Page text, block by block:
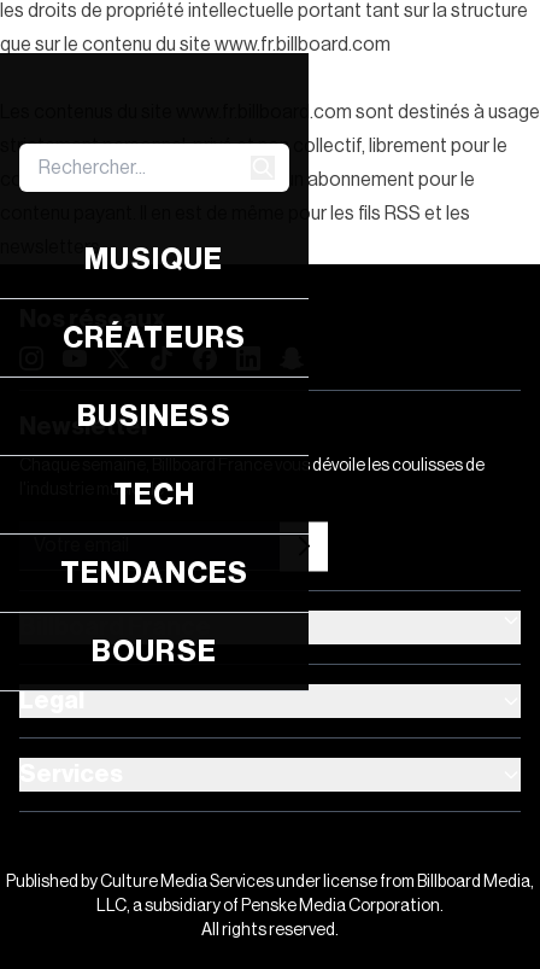
MUSIQUE
CRÉATEURS
BUSINESS
TECH
TENDANCES
BOURSE
les droits de propriété intellectuelle portant tant sur la structure
que sur le contenu du site www.fr.billboard.com
Les contenus du site www.fr.billboard.com sont destinés à usage
strictement personnel, privé et non collectif, librement pour le
contenu gratuit, en contrepartie d’un abonnement pour le
contenu payant. Il en est de même pour les fils RSS et les
newsletters.
Nos réseaux
Newsletter
Chaque semaine, Billboard France vous dévoile les coulisses de
l'industrie musicale
Published by Culture Media Services under license from Billboard Media,
LLC, a subsidiary of Penske Media Corporation.
All rights reserved.